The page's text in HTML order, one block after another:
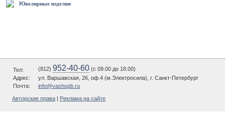
Ювелирные изделия
Тел: (812) 952-40-60 (c 09.00 до 18.00)
Адрес:
ул. Варшавская, 26, оф.4 (м.Электросила), г. Санкт-Петербург
Почта:
info@vashspb.ru
Авторские права Реклама на сайте